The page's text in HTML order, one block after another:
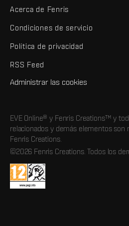
Acerca de Fenris
Condiciones de servicio
Política de privacidad
RSS Feed
Administrar las cookies
EVE Online® y Fenris Creations™ y
relacionados y demás elementos son
Fenris Creations.
©2026 Fenris Creations. Todos los